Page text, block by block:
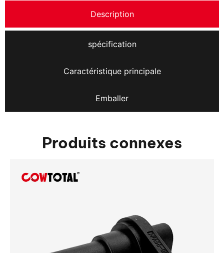
Description
spécification
Caractéristique principale
Emballer
Produits connexes